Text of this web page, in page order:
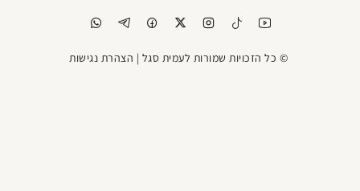
© כל הזכויות שמורות לעמית סגל | הצהרת נגישות